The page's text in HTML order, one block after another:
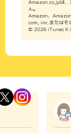
Amazon.co.jpは、
ん。
Amazon、
com, inc.またはそ
© 2026 iTunes